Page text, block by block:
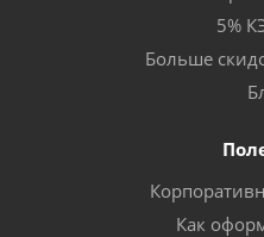
5%
Больше
Как